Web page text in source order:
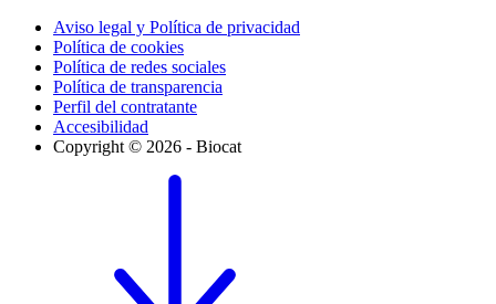
Aviso legal y Política de privacidad
Política de cookies
Política de redes sociales
Política de transparencia
Perfil del contratante
Accesibilidad
Copyright © 2026 - Biocat